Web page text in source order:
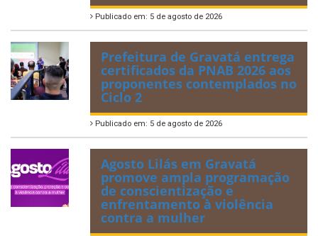
Publicado em: 5 de agosto de 2026
Prefeitura de Gravatá entrega
certificados da PNAB 2026 aos
proponentes contemplados no
Ciclo 2
Publicado em: 5 de agosto de 2026
Agosto Lilás em Gravatá
promove ampla programação
de conscientização e
enfrentamento à violência
contra a mulher